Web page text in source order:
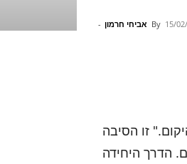
By אביחי חרמון - 15/
זו הסיבה
הדרך היחידה